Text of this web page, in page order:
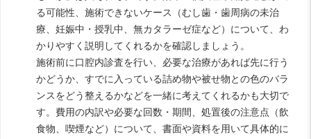
る可能性、施術できないケース（むし歯・歯周病の未治
療、妊娠中・授乳中、無カタラーゼ症など）について、わ
かりやすく説明してくれるかを確認しましょう。
施術前に口腔内診査を行い、必要な治療があれば先に行う
かどうか、すでに入っている詰め物や被せ物との色のバラ
ンスをどう整えるかなどを一緒に考えてくれるかも大切で
す。費用の内訳や必要な回数・期間、処置後の注意点（飲
食物、喫煙など）について、書面や資料を用いて具体的に